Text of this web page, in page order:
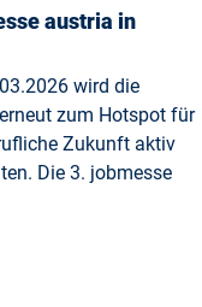
austria in
wird die
zum Hotspot für
Zukunft aktiv
Die 3. jobmesse